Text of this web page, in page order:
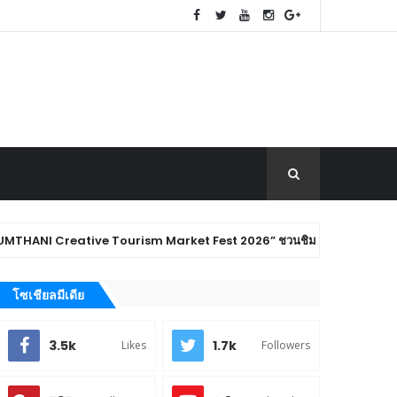
Creative Tourism Market Fest 2026” ชวนชิม ช้อป ของดีเมืองปทุมธานี พ
โซเชียลมีเดีย
3.5k Likes 1.7k Followers